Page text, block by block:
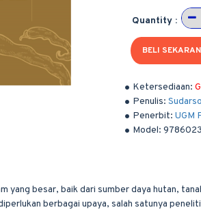
Ketersediaan:
Penulis:
Penerbit: UGM
Model:
Quantity :
BELI
yang besar, baik dari sumber daya hutan,
berbagai upaya, salah satunya